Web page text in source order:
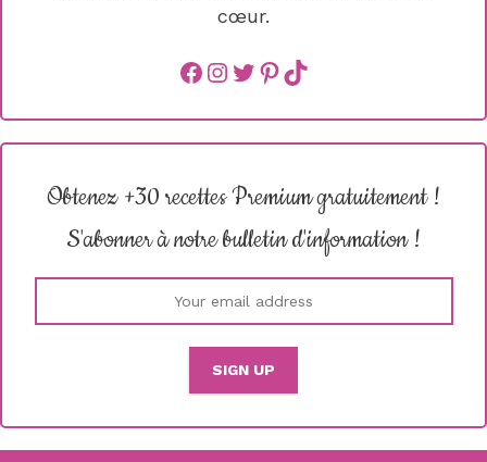
cœur.
Facebook
instagram
Twitter
Pinterest
TikTok
Obtenez +30 recettes Premium gratuitement !
S'abonner à notre bulletin d'information !